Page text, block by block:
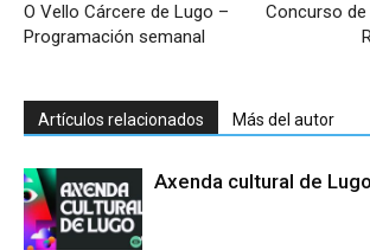
O Vello Cárcere de Lugo –
Programación semanal
Concurso
Artículos relacionados Más del autor
Axenda cultural de Lugo